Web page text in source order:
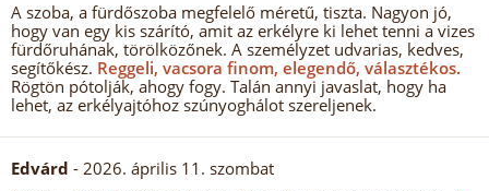
A szoba, a fürdőszoba megfelelő méretű, tiszta. Nagyon jó,
hogy van egy kis szárító, amit az erkélyre ki lehet tenni a vizes
fürdőruhának, törölközőnek. A személyzet udvarias, kedves,
segítőkész. Reggeli, vacsora finom, elegendő, választékos.
Rögtön pótolják, ahogy fogy. Talán annyi javaslat, hogy ha
lehet, az erkélyajtóhoz szúnyoghálot szereljenek.
Edvárd - 2026. április 11. szombat